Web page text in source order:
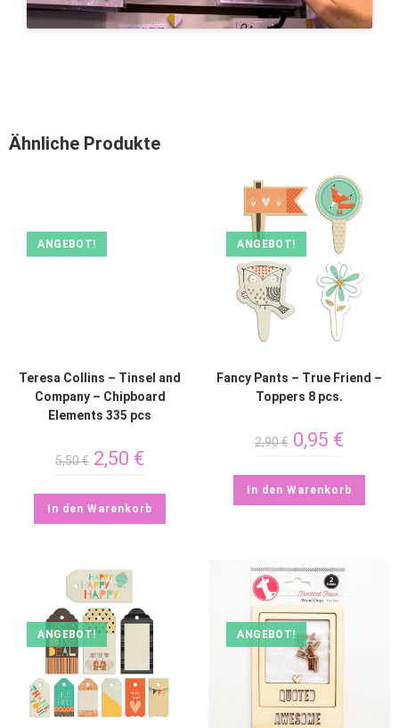
Ähnliche Produkte
ANGEBOT!
Teresa Collins – Tinsel and
Company – Chipboard
Elements 335 pcs
5,50€ 2,50 €
In den Warenkorb
ANGEBOT!
Fancy Pants – True Friend –
Toppers 8 pcs.
2,90€ 0,95 €
In den Warenkorb
ANGEBOT! ANGEBOT!